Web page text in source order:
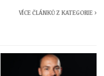
VÍCE ČLÁNKŮ Z KATEGORIE ›